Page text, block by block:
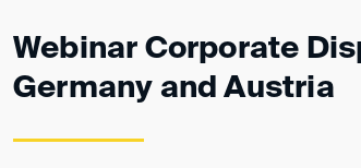
Webinar Corporate
Germany and Austria